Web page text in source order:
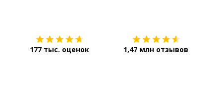
177 тыс. оценок 1,47 млн отзывов